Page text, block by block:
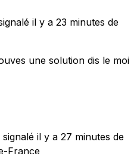
il y a 23 minutes de
une solution dis le moi
il y a 27 minutes de
France